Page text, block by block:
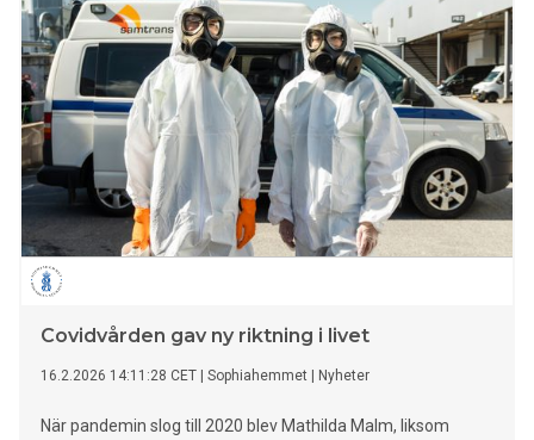
Covidvården gav ny riktning i livet
16.2.2026 14:11:28 CET Sophiahemmet Nyheter
När pandemin slog till 2020 blev Mathilda Malm, liksom